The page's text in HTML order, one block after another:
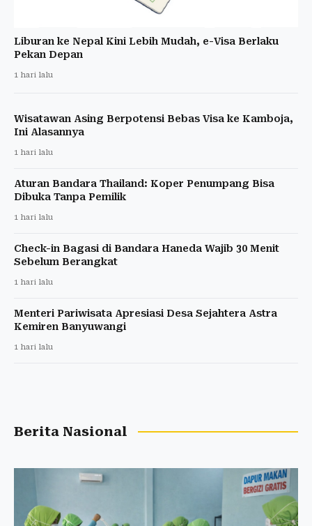
Liburan ke Nepal Kini Lebih Mudah, e-Visa Berlaku
Pekan Depan
1 hari lalu
Wisatawan Asing Berpotensi Bebas Visa ke Kamboja,
Ini Alasannya
1 hari lalu
Aturan Bandara Thailand: Koper Penumpang Bisa
Dibuka Tanpa Pemilik
1 hari lalu
Check-in Bagasi di Bandara Haneda Wajib 30 Menit
Sebelum Berangkat
1 hari lalu
Menteri Pariwisata Apresiasi Desa Sejahtera Astra
Kemiren Banyuwangi
1 hari lalu
Berita Nasional